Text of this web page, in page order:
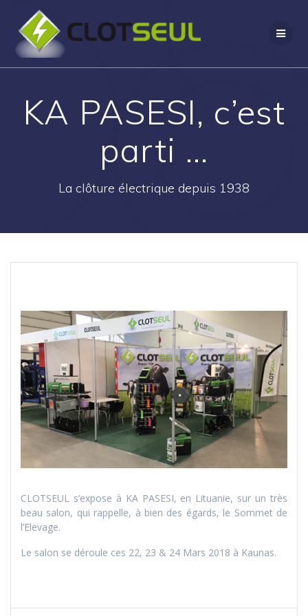
au
contenu
KA PASESI, c’est
parti …
La clôture électrique depuis 1938
CLOTSEUL s’expose à KA PASESI, en Lituanie, sur un très
beau salon, qui rappelle, à bien des égards, le Sommet de
l’Elevage.
Le salon se déroule ces 22, 23 & 24 Mars 2018 à Kaunas.